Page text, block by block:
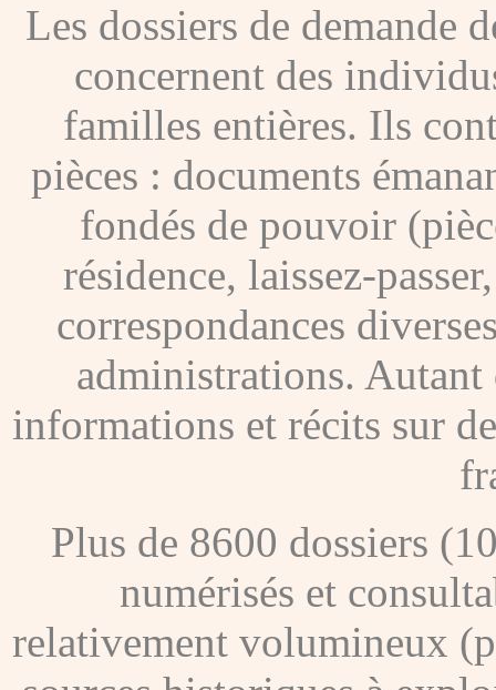
Les dossiers de demande
concernent des
familles entières. Ils
pièces : documents
fondés de pouvoir
résidence, laissez-
correspondances
administrations. Autant
informations et récits sur
Plus de 8600 dossiers
numérisés et
relativement volumineux